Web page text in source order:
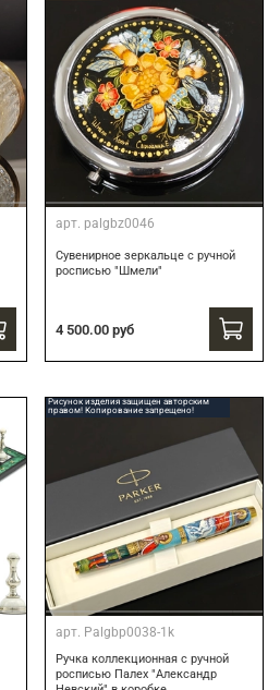
арт. palgbz0046
Сувенирное зеркальце с ручной
росписью "Шмели"
4 500.00 руб
Рисунок изделия защищен авторским
правом! Копирование запрещено!
арт. Palgbp0038-1k
Ручка коллекционная с ручной
росписью Палех "Александр